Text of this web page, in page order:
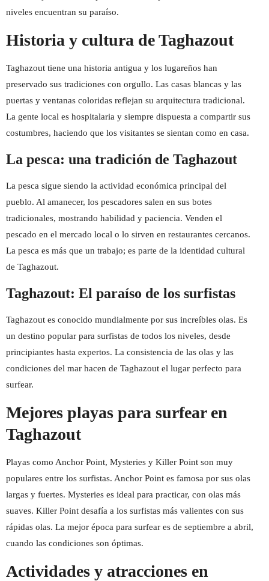
niveles encuentran su paraíso.
Historia y cultura de Taghazout
Taghazout tiene una historia antigua y los lugareños han
preservado sus tradiciones con orgullo. Las casas blancas y las
puertas y ventanas coloridas reflejan su arquitectura tradicional.
La gente local es hospitalaria y siempre dispuesta a compartir sus
costumbres, haciendo que los visitantes se sientan como en casa.
La pesca: una tradición de Taghazout
La pesca sigue siendo la actividad económica principal del
pueblo. Al amanecer, los pescadores salen en sus botes
tradicionales, mostrando habilidad y paciencia. Venden el
pescado en el mercado local o lo sirven en restaurantes cercanos.
La pesca es más que un trabajo; es parte de la identidad cultural
de Taghazout.
Taghazout: El paraíso de los surfistas
Taghazout es conocido mundialmente por sus increíbles olas. Es
un destino popular para surfistas de todos los niveles, desde
principiantes hasta expertos. La consistencia de las olas y las
condiciones del mar hacen de Taghazout el lugar perfecto para
surfear.
Mejores playas para surfear en
Taghazout
Playas como Anchor Point, Mysteries y Killer Point son muy
populares entre los surfistas. Anchor Point es famosa por sus olas
largas y fuertes. Mysteries es ideal para practicar, con olas más
suaves. Killer Point desafía a los surfistas más valientes con sus
rápidas olas. La mejor época para surfear es de septiembre a abril,
cuando las condiciones son óptimas.
Actividades y atracciones en